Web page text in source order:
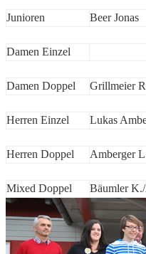
Junioren Beer Jonas
Damen Einzel
Damen Doppel Grillmeier
Herren Einzel Lukas
Herren Doppel Amberger
Mixed Doppel Bäumler